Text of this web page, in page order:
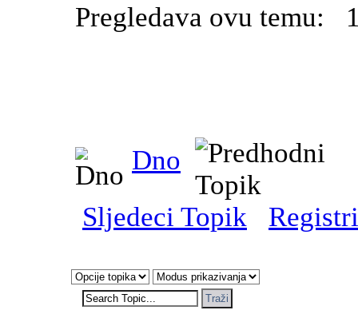
Pregledava ovu temu:
Dno
Sljedeci Topik